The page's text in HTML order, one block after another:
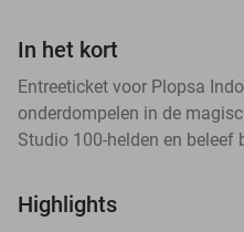
In het kort
Entreeticket voor Plopsa
onderdompelen in de
Studio 100-helden en beleef
Highlights